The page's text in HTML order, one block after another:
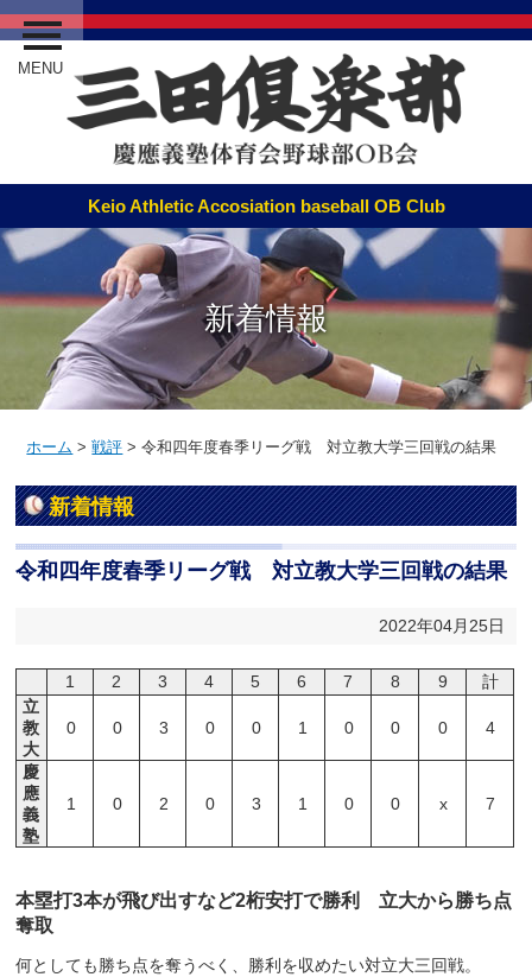
MENU
新着情報
ホーム >戦評 >令和四年度春季リーグ戦 対立教大学三回戦の結果
新着情報
令和四年度春季リーグ戦 対立教大学三回戦の結果
2022年04月25日
1 2 3 4 5 6 7 8 9
計
立
教
大
0 0 3 0 0 1 0 0 0 4
慶
應
義
塾
1 0 2 0 3 1 0 0 x 7
本塁打3本が飛び出すなど2桁安打で勝利 立大から勝ち点
奪取
何としても勝ち点を奪うべく、勝利を収めたい対立大三回戦。